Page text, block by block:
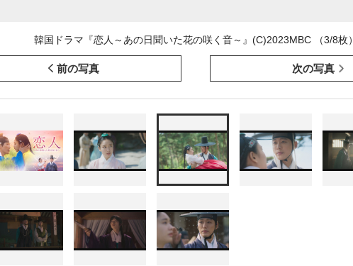
韓国ドラマ『恋人～あの日聞いた花の咲く音～』(C)2023MBC （3/8枚）
前の写真 次の写真